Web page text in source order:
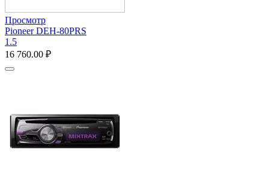
Просмотр
Pioneer DEH-80PRS
1.5
16 760.00 ₽